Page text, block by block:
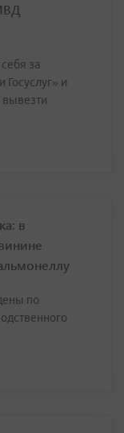
за
Госуслуг» и
вывезти
в
по